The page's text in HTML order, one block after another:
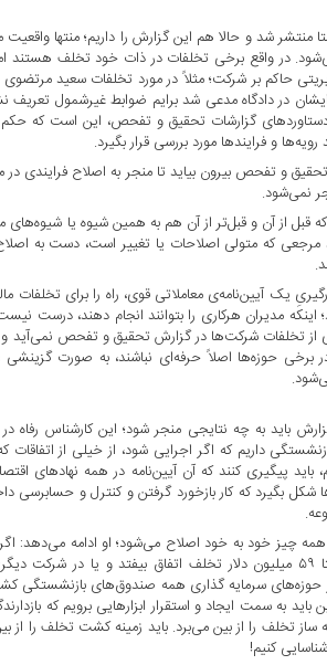
شد و حالا هم این گزارش را داریم؛ منتها
در واقع برخی تخلفات در ذات خود تخلف هستند اما
حاکم بر شرکت؛ مثلاً در مورد تخلفات سعید
در دادگاه مدعی شد برایم ضوابط غیرشمول تعریف
از دستاوردهای گزارشات تحقیق و تفحص، این است که
و فرایندها مورد بررسی قرار بگیرد.
و تفحص بیرون بیاید تا منجر به اصلاح فرایندی
نمی‌شود.
از آن و قبل‌تر از آن هم به همین شیوه یا شیوه‌های
که متولی اصلاحات یا تغییر است، دست به اصلاح
یک آیین‌نامه‌ی معاملاتی قوی، راه را برای تخلفات
اینکه مدیران هرکاری را بتوانند انجام دهند، درست
از تخلفات شرکت‌ها در گزارش تحقیق و تفحص نمی‌آید
حوزه‌ها اصلاً حرفه‌ای نباشند، به صورت
باید به چه نتایجی منجر شود؛ این کارشناس رفاه
داریم که اگر اجرایی شود، از خیلی از اتفاقات
باید پیگیری کنند که آن آیین‌نامه در همه نهادهای
بگیرد که کار بازخورد گرفتن و کنترل و حسابرسی
همه چیز خود به خود اصلاح می‌شود؛ او ادامه می‌دهد:
سرمایه گذاری همه صندوق‌های بازنشستگی
باید به سمت ایجاد و استقرار ابزارهایی برویم که
ساز تخلف را از بین می‌برد. باید زمینه کشت تخلف را از
کنیم!